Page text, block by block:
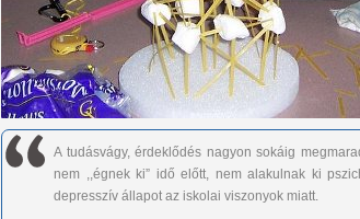
A tudásvágy, érdeklődés nagyon sokáig
nem ,,égnek ki” idő előtt, nem alakulnak ki
depresszív állapot az iskolai viszonyok miatt.